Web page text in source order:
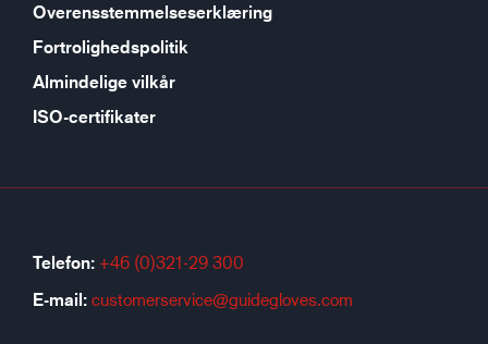
Overensstemmelseserklæring
Fortrolighedspolitik
Almindelige vilkår
ISO-certifikater
Telefon: +46 (0)321-29 300
E-mail: customerservice@guidegloves.com